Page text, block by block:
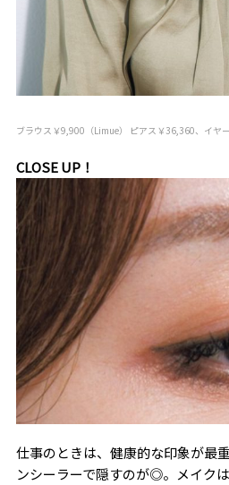
ブラウス￥9,900（Limue） ピアス￥36,360、イヤ
CLOSE UP！
仕事のときは、健康的な印象が最
ンシーラーで隠すのが◎。メイク